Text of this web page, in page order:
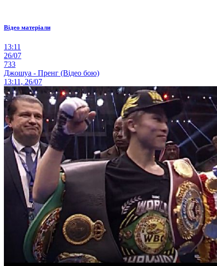
Відео матеріали
13:11
26/07
733
Джошуа - Пренг (Відео бою)
13:11, 26/07